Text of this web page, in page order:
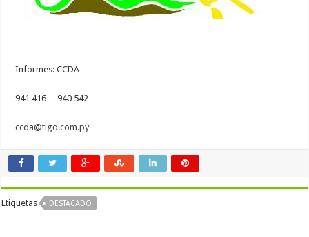
Informes: CCDA
941 416 – 940 542
ccda@tigo.com.py
Etiquetas DESTACADO